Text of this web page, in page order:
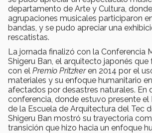
departamento de Arte y Cultura,
agrupaciones musicales participaron
bandas, y se pudo apreciar una
rescatistas.
La jornada finalizó con la Conferencia
Shigeru Ban, el arquitecto japonés
con el Premio Pritzkeren 2014 por el
materiales y su enfoque humanitario
afectados por desastres naturales. En
conferencia, donde estuvo presente el
de la Escuela de Arquitectura del Tec
Shigeru Ban mostró su trayectoria
transición que hizo hacia un enfoque